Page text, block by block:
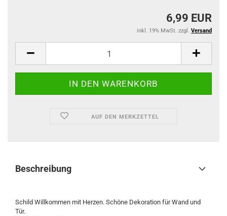
6,99 EUR
inkl. 19% MwSt. zzgl. Versand
AUF DEN MERKZETTEL
Beschreibung
Schild Willkommen mit Herzen. Schöne Dekoration für Wand und
Tür.